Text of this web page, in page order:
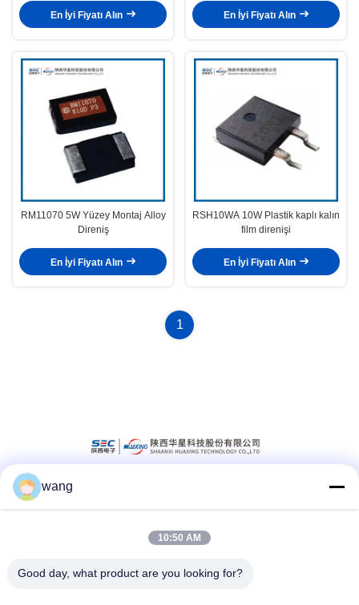
En İyi Fiyatı Alın En İyi Fiyatı Alın
RM11070 5W Yüzey Montaj Alloy
Direniş
En İyi Fiyatı Alın
RSH10WA 10W Plastik kaplı kalın
film direnişi
En İyi Fiyatı Alın
1
Sosyal Medya
Hızlı iletişim
wang
10:50 AM
Good day, what product are you looking for?